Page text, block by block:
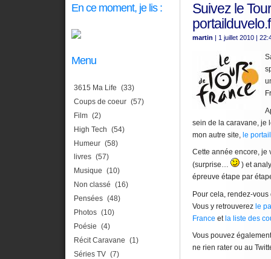
Suivez le
martin | 1 juillet 2010 |
sein de la caravane, je
mon autre site, le
Cette année encore, je
(surprise…
) et
épreuve étape par
Pour cela, rendez-
Vous y retrouverez le
France etla liste des
Vous pouvez
ne rien rater ou au
En ce moment, je lis :
Menu
3615 Ma Life (33)
Coups de coeur (57)
Film (2)
High Tech (54)
Humeur (58)
livres (57)
Musique (10)
Non classé (16)
Pensées (48)
Photos (10)
Poésie (4)
Récit Caravane (1)
Séries TV (7)